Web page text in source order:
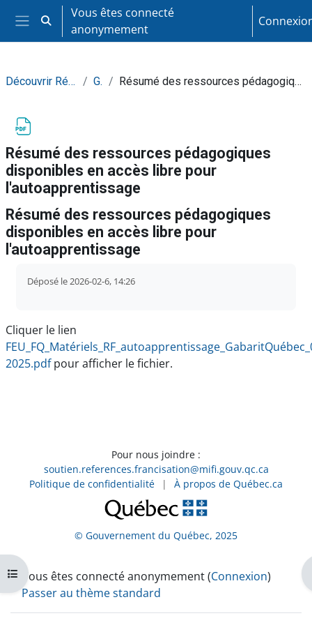
Passer au contenu principal
Panneau latéral
Activer/désactiver la saisie de recherche
Vous êtes connecté
anonymement
Ouvrir l’index du cours
Découvrir Références francisation Général Résumé des ressources pédagogiques disponibles en accès libre pour l'autoapprentissage
Résumé des ressources pédagogiques
disponibles en accès libre pour
l'autoapprentissage
Résumé des ressources pédagogiques
disponibles en accès libre pour
l'autoapprentissage
Déposé le 2026-02-6, 14:26
Cliquer le lien
2025.pdfpour afficher le fichier.
Pour nous joindre :
soutien.references.francisation@mifi.gouv.qc.ca
Politique de confidentialité
| À propos de Québec.ca
© Gouvernement du Québec, 2025
Vous êtes connecté anonymement (Connexion)
Passer au thème standard